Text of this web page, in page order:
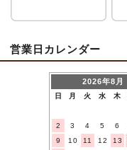
営業日カレンダー
2026年8月
日 月 火 水 木
2
3 4 5 6
9
10 11 12 13